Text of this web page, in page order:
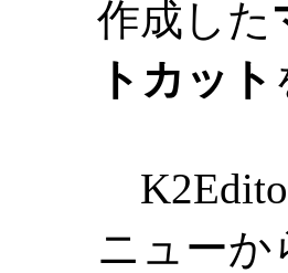
作成した
トカット
ニューか